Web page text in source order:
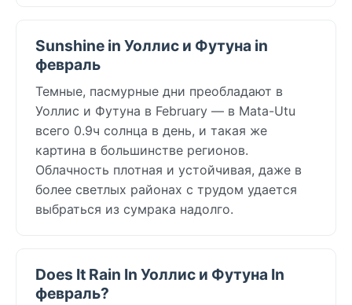
Sunshine in Уоллис и Футуна in
февраль
Темные, пасмурные дни преобладают в
Уоллис и Футуна в February — в Mata-Utu
всего 0.9ч солнца в день, и такая же
картина в большинстве регионов.
Облачность плотная и устойчивая, даже в
более светлых районах с трудом удается
выбраться из сумрака надолго.
Does It Rain In Уоллис и Футуна In
февраль?